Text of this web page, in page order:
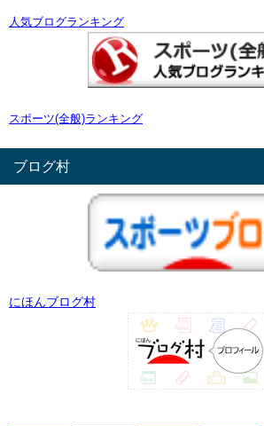
人気ブログランキング
スポーツ(全般)ランキング
ブログ村
にほんブログ村